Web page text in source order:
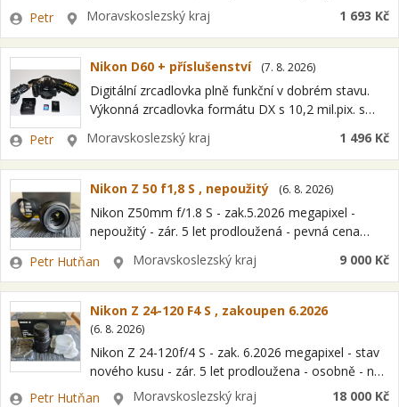
zoomem, vybavený vysoce kvalitní optikou.
Exkluzivní ultrazvukový zaostřovací motor Nikon
(SWM) pro rychlé, přesné…
Zadavatel
Petr LokalitaMoravskoslezský kraj 1 693 Kč
Nikon D60 + příslušenství (7. 8. 2026)
Digitální zrcadlovka plně funkční v dobrém stavu.
Výkonná zrcadlovka formátu DX s 10,2 mil.pix. s
Širokým rozsahem citlivostí ISO. Snadno
ovladatelný přístroj s…
Zadavatel
Petr LokalitaMoravskoslezský kraj 1 496 Kč
Nikon Z 50 f1,8 S , nepoužitý (6. 8. 2026)
Nikon Z50mm f/1.8 S - zak.5.2026 megapixel -
nepoužitý - zár. 5 let prodloužená - pevná cena
313
Zadavatel
Petr Hutňan LokalitaMoravskoslezský kraj 9 000 Kč
Nikon Z 24-120 F4 S , zakoupen 6.2026
(6. 8. 2026)
Nikon Z 24-120f/4 S - zak. 6.2026 megapixel - stav
nového kusu - zár. 5 let prodloužena - osobně - neb
českou poštou - pevná cena - přechod…
Zadavatel
Petr Hutňan LokalitaMoravskoslezský kraj 18 000 Kč